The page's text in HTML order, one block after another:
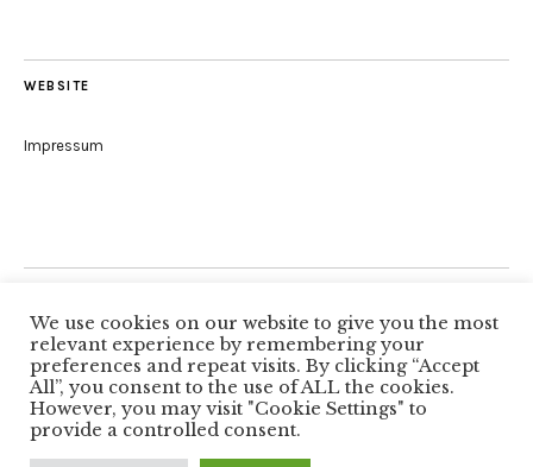
WEBSITE
Impressum
Folge uns
Facebook
Copyright © 2026Autorenkreis Würzburg
Proudly powered byWordPress
We use cookies on our website to give you the most
relevant experience by remembering your
preferences and repeat visits. By clicking “Accept
All”, you consent to the use of ALL the cookies.
However, you may visit "Cookie Settings" to
provide a controlled consent.